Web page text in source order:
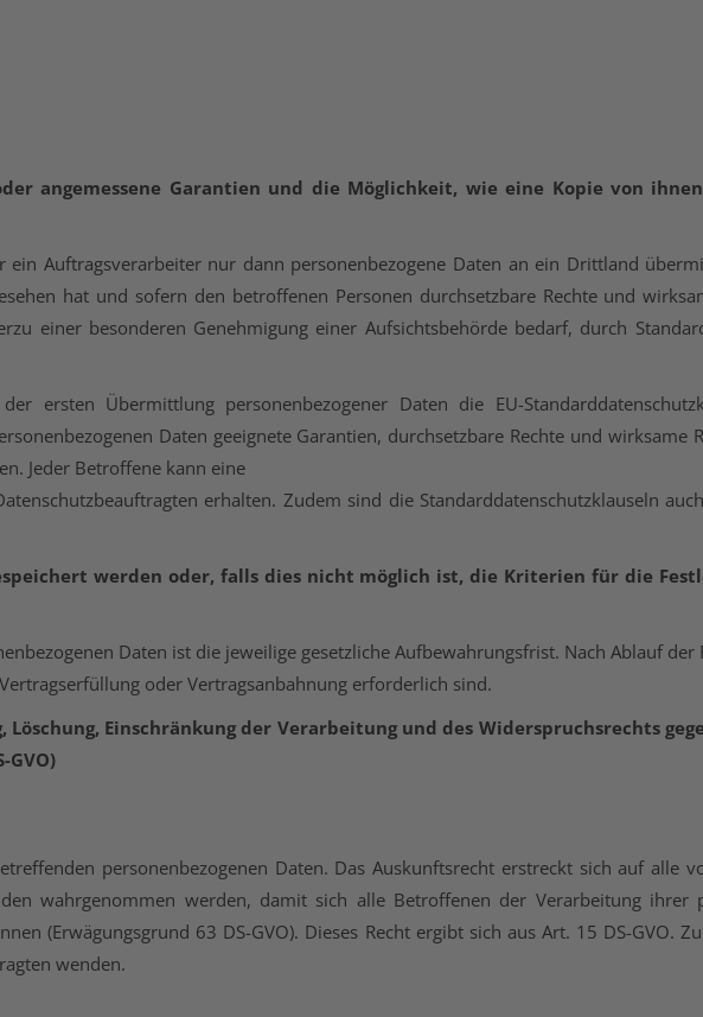
angemessene Garantien und die Möglichkeit, wie eine Kopie von
Auftragsverarbeiter nur dann personenbezogene Daten an ein Drittland
hat und sofern den betroffenen Personen durchsetzbare Rechte und
einer besonderen Genehmigung einer Aufsichtsbehörde bedarf, durch
ersten Übermittlung personenbezogener Daten die EU-
Daten geeignete Garantien, durchsetzbare Rechte und wirksame
Jeder Betroffene kann eine
erhalten. Zudem sind die Standarddatenschutzklauseln
werden oder, falls dies nicht möglich ist, die Kriterien für die
Daten ist die jeweilige gesetzliche Aufbewahrungsfrist. Nach Ablauf
oder Vertragsanbahnung erforderlich sind.
Einschränkung der Verarbeitung und des Widerspruchsrechts
personenbezogenen Daten. Das Auskunftsrecht erstreckt sich auf alle
wahrgenommen werden, damit sich alle Betroffenen der Verarbeitung ihrer
(Erwägungsgrund 63 DS-GVO). Dieses Recht ergibt sich aus Art. 15 DS-GVO.
wenden.